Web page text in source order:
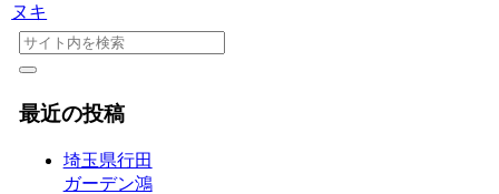
ヌキ
最近の投稿
埼玉県行田
ガーデン鴻